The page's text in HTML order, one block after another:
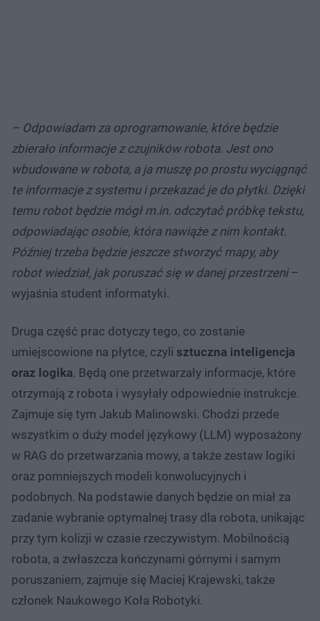
– Odpowiadam za oprogramowanie, które będzie
zbierało informacje z czujników robota. Jest ono
wbudowane w robota, a ja muszę po prostu wyciągnąć
te informacje z systemu i przekazać je do płytki. Dzięki
temu robot będzie mógł m.in. odczytać próbkę tekstu,
odpowiadając osobie, która nawiąże z nim kontakt.
Później trzeba będzie jeszcze stworzyć mapy, aby
robot wiedział, jak poruszać się w danej przestrzeni–
wyjaśnia student informatyki.
Druga część prac dotyczy tego, co zostanie
umiejscowione na płytce, czyli sztuczna inteligencja
oraz logika. Będą one przetwarzały informacje, które
otrzymają z robota i wysyłały odpowiednie instrukcje.
Zajmuje się tym Jakub Malinowski. Chodzi przede
wszystkim o duży model językowy (LLM) wyposażony
w RAG do przetwarzania mowy, a także zestaw logiki
oraz pomniejszych modeli konwolucyjnych i
podobnych. Na podstawie danych będzie on miał za
zadanie wybranie optymalnej trasy dla robota, unikając
przy tym kolizji w czasie rzeczywistym. Mobilnością
robota, a zwłaszcza kończynami górnymi i samym
poruszaniem, zajmuje się Maciej Krajewski, także
członek Naukowego Koła Robotyki.